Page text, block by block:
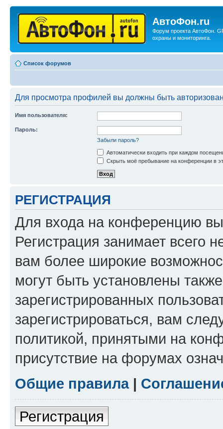
АвтоФон.ru
Форум проекта АвтоФон.
охраны и мониторинга.
Список форумов
Для просмотра профилей вы должны быть
Имя пользователя:
Пароль:
Забыли пароль?
Автоматически входить при каждом
Скрыть моё пребывание на конференции в
РЕГИСТРАЦИЯ
Для входа на конференцию
Регистрация занимает всего
вам более широкие
могут быть установлены
зарегистрированных
зарегистрироваться, вам
политикой, принятыми на
присутствие на форумах
Общие правила|
Регистрация